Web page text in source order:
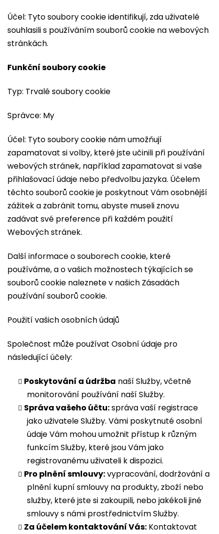
Účel: Tyto soubory cookie identifikují, zda uživatelé
souhlasili s používáním souborů cookie na webových
stránkách.
Funkční soubory cookie
Typ: Trvalé soubory cookie
Správce: My
Účel: Tyto soubory cookie nám umožňují
zapamatovat si volby, které jste učinili při používání
webových stránek, například zapamatovat si vaše
přihlašovací údaje nebo předvolbu jazyka. Účelem
těchto souborů cookie je poskytnout Vám osobnější
zážitek a zabránit tomu, abyste museli znovu
zadávat své preference při každém použití
Webových stránek.
Další informace o souborech cookie, které
používáme, a o vašich možnostech týkajících se
souborů cookie naleznete v našich Zásadách
používání souborů cookie.
Použití vašich osobních údajů
Společnost může používat Osobní údaje pro
následující účely:
Poskytování a údržba naší Služby, včetně
monitorování používání naší Služby.
Správa vašeho účtu:správa vaší registrace
jako uživatele Služby. Vámi poskytnuté osobní
údaje Vám mohou umožnit přístup k různým
funkcím Služby, které jsou Vám jako
registrovanému uživateli k dispozici.
Pro plnění smlouvy:vypracování, dodržování a
plnění kupní smlouvy na produkty, zboží nebo
služby, které jste si zakoupili, nebo jakékoli jiné
smlouvy s námi prostřednictvím Služby.
Za účelem kontaktování Vás: Kontaktovat